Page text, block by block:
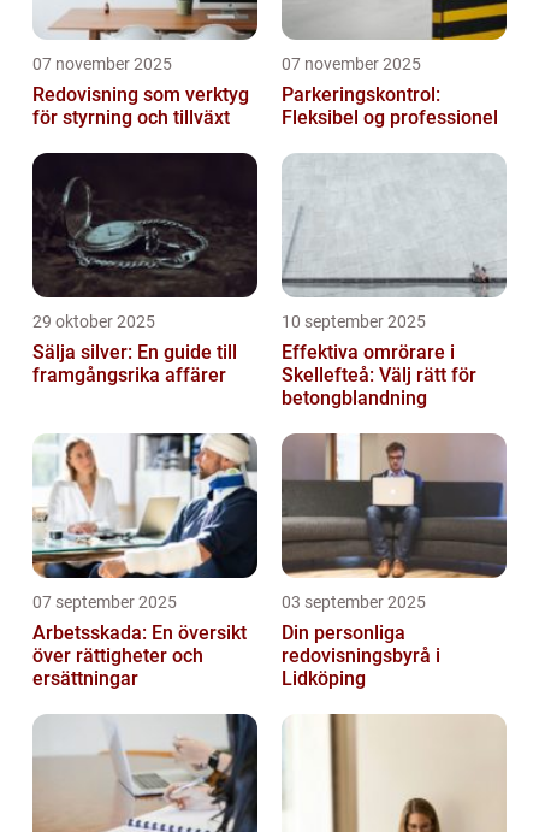
07 november 2025
Redovisning som verktyg
för styrning och tillväxt
07 november 2025
Parkeringskontrol:
Fleksibel og professionel
29 oktober 2025
Sälja silver: En guide till
framgångsrika affärer
10 september 2025
Effektiva omrörare i
Skellefteå: Välj rätt för
betongblandning
07 september 2025
Arbetsskada: En översikt
över rättigheter och
ersättningar
03 september 2025
Din personliga
redovisningsbyrå i
Lidköping